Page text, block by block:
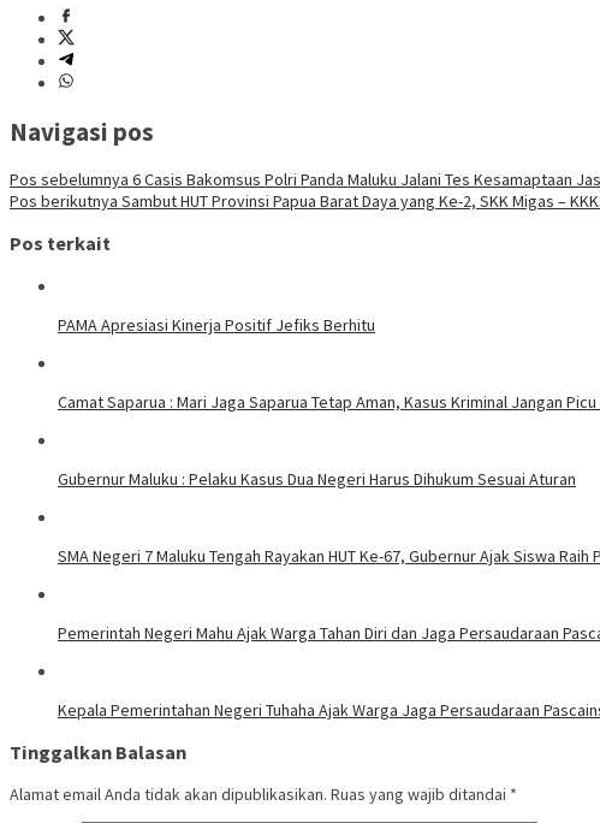
Navigasi pos
Pos sebelumnya 6 Casis Bakomsus Polri Panda Maluku Jalani Tes Kesamaptaan
Pos berikutnya Sambut HUT Provinsi Papua Barat Daya yang Ke-2, SKK Migas –
Pos terkait
PAMA Apresiasi Kinerja Positif Jefiks Berhitu
Camat Saparua : Mari Jaga Saparua Tetap Aman, Kasus Kriminal Jangan
Gubernur Maluku : Pelaku Kasus Dua Negeri Harus Dihukum Sesuai Aturan
SMA Negeri 7 Maluku Tengah Rayakan HUT Ke-67, Gubernur Ajak Siswa Raih
Pemerintah Negeri Mahu Ajak Warga Tahan Diri dan Jaga Persaudaraan
Kepala Pemerintahan Negeri Tuhaha Ajak Warga Jaga Persaudaraan
Tinggalkan Balasan
Alamat email Anda tidak akan dipublikasikan. Ruas yang wajib ditandai *